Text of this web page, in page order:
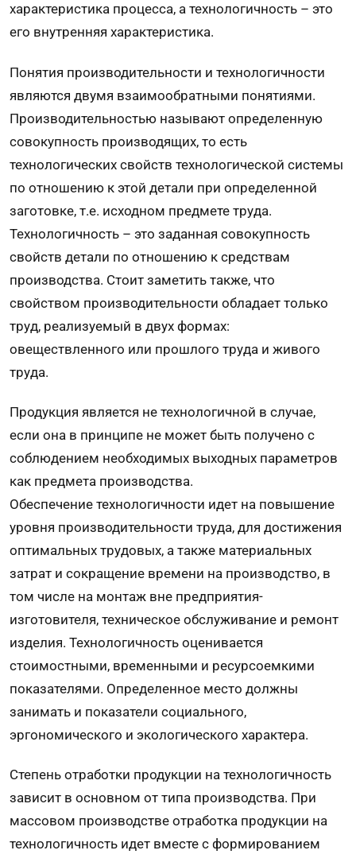
характеристика процесса, а технологичность – это
его внутренняя характеристика.
Понятия производительности и технологичности
являются двумя взаимообратными понятиями.
Производительностью называют определенную
совокупность производящих, то есть
технологических свойств технологической системы
по отношению к этой детали при определенной
заготовке, т.е. исходном предмете труда.
Технологичность – это заданная совокупность
свойств детали по отношению к средствам
производства. Стоит заметить также, что
свойством производительности обладает только
труд, реализуемый в двух формах:
овеществленного или прошлого труда и живого
труда.
Продукция является не технологичной в случае,
если она в принципе не может быть получено с
соблюдением необходимых выходных параметров
как предмета производства.
Обеспечение технологичности идет на повышение
уровня производительности труда, для достижения
оптимальных трудовых, а также материальных
затрат и сокращение времени на производство, в
том числе на монтаж вне предприятия-
изготовителя, техническое обслуживание и ремонт
изделия. Технологичность оценивается
стоимостными, временными и ресурсоемкими
показателями. Определенное место должны
занимать и показатели социального,
эргономического и экологического характера.
Степень отработки продукции на технологичность
зависит в основном от типа производства. При
массовом производстве отработка продукции на
технологичность идет вместе с формированием